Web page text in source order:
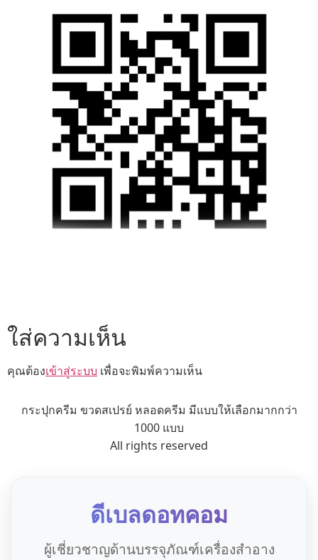
ใส่ความเห็น
คุณต้องเข้าสู่ระบบ เพื่อจะพิมพ์ความเห็น
กระปุกครีม ขวดสเปรย์ หลอดครีม มีแบบให้เลือกมากกว่า
1000 แบบ
All rights reserved
ดีเบลดอทคอม
ผู้เชี่ยวชาญด้านบรรจุภัณฑ์เครื่องสำอาง